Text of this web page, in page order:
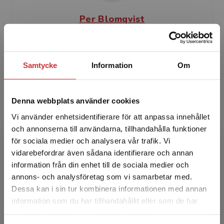
Samtycke Information Om
Denna webbplats använder cookies
Vi använder enhetsidentifierare för att anpassa innehållet
och annonserna till användarna, tillhandahålla funktioner
för sociala medier och analysera vår trafik. Vi
vidarebefordrar även sådana identifierare och annan
information från din enhet till de sociala medier och
annons- och analysföretag som vi samarbetar med.
Dessa kan i sin tur kombinera informationen med annan
information som du har tillhandahållit eller som de har
Begränsad fraktregion
Det verkar som att du besöker
studentlitteratur.se via en enhet utanför Sverige.
Per Blomqvist
Per Blomqvist har varit verksam som lärare
inom maskinteknik vid Högskolan i Gävle sedan
2009, med speciellt fokus på ämnen som
mekanik och hållfas...
Daniel Forsman
Daniel Forsman, verksam i konsultföretaget